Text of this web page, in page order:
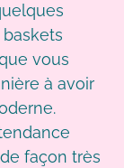
vous
à avoir
façon très